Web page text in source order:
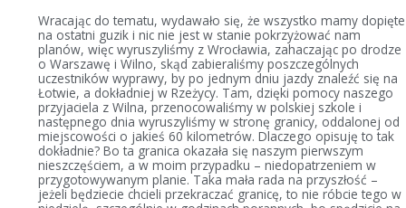
Wracając do tematu, wydawało się, że wszystko mamy dopięte
na ostatni guzik i nic nie jest w stanie pokrzyżować nam
planów, więc wyruszyliśmy z Wrocławia, zahaczając po drodze
o Warszawę i Wilno, skąd zabieraliśmy poszczególnych
uczestników wyprawy, by po jednym dniu jazdy znaleźć się na
Łotwie, a dokładniej w Rzeżycy. Tam, dzięki pomocy naszego
przyjaciela z Wilna, przenocowaliśmy w polskiej szkole i
następnego dnia wyruszyliśmy w stronę granicy, oddalonej od
miejscowości o jakieś 60 kilometrów. Dlaczego opisuję to tak
dokładnie? Bo ta granica okazała się naszym pierwszym
nieszczęściem, a w moim przypadku – niedopatrzeniem w
przygotowywanym planie. Taka mała rada na przyszłość –
jeżeli będziecie chcieli przekraczać granicę, to nie róbcie tego w